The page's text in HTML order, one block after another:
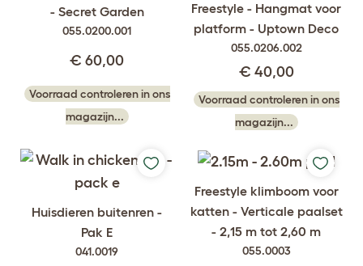
- Secret Garden
055.0200.001
€ 60,00
Voorraad controleren in ons
magazijn...
Freestyle - Hangmat voor
platform - Uptown Deco
055.0206.002
€ 40,00
Voorraad controleren in ons
magazijn...
Huisdieren buitenren -
Pak E
041.0019
Freestyle klimboom voor
katten - Verticale paalset
- 2,15 m tot 2,60 m
055.0003